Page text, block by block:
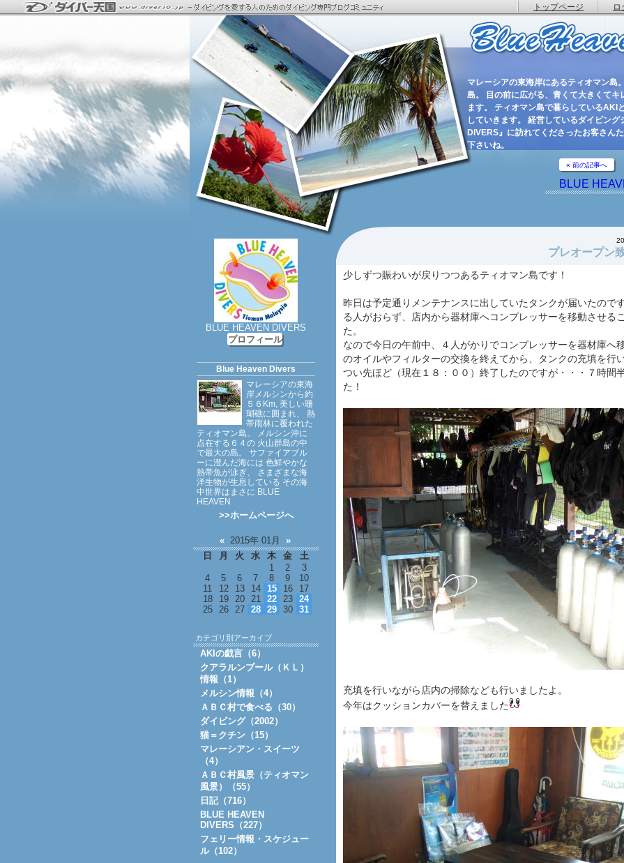
トップページ ロ
マレーシアの東海岸にあるティオマン島
島。 目の前に広がる、青くて大きくてキ
ます。 ティオマン島で暮らしているAKI
していきます。 経営しているダイビン
DIVERS』に訪れてくださったお客さん
下さいね。
« 前の記事へ
BLUE
プレオープン
少しずつ賑わいが戻りつつあるティオマン島です！
昨日は予定通りメンテナンスに出していたタンクが届いたので
る人がおらず、店内から器材庫へコンプレッサーを移動させる
た。
なので今日の午前中、４人がかりでコンプレッサーを器材庫へ
のオイルやフィルターの交換を終えてから、タンクの充填を行い
つい先ほど（現在１８：００）終了したのですが・・・７時間
た！
充填を行いながら店内の掃除なども行いましたよ。
今年はクッションカバーを替えました
BLUE HEAVEN DIVERS
プロフィール
Blue Heaven Divers
マレーシアの東海
岸メルシンから約
５６Km, 美しい珊
瑚礁に囲まれ、 熱
帯雨林に覆われた
ティオマン島。 メルシン沖に
点在する６４の 火山群島の中
で最大の島。 サファイアブル
ーに澄んだ海には 色鮮やかな
熱帯魚が泳ぎ、 さまざまな海
洋生物が生息している その海
中世界はまさに BLUE
HEAVEN
>>ホームページへ
« 2015年 01月 »
日
月 火 水 木 金
土
1
2
3
4
5 6 7 8 9
10
11
12 13 14 15 16
17
18
19 20 21 22 23
24
25
26 27 28 29 30 31
カテゴリ別アーカイブ
AKIの戯言（6）
クアラルンプール（ＫＬ）
情報（1）
メルシン情報（4）
ＡＢＣ村で食べる（30）
ダイビング（2002）
猫＝クチン（15）
マレーシアン・スイーツ
（4）
ＡＢＣ村風景（ティオマン
風景）（55）
日記（716）
BLUE HEAVEN
DIVERS（227）
フェリー情報・スケジュー
ル（102）